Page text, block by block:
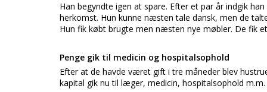
Han begyndte igen at spare. Efter et par år indgik
herkomst. Hun kunne næsten tale dansk, men de
Hun fik købt brugte men næsten nye møbler. De fik
Penge gik til medicin og hospitalsophold
Efter at de havde været gift i tre måneder blev
kapital gik nu til læger, medicin, hospitalsophold